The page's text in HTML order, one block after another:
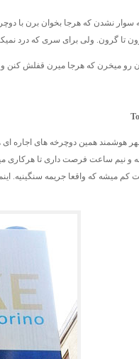
سوار نشدن که هرجا بخوان برن با
که درد نمیکنه که دستمال نمیبندن {۱}. میشه گفت تو هر خونه ای یه
رو میخرن که هرجا میرن قفلش کنن
شهر هوشمند همین دوچرخه های
و نیم ساعت فرصت داری تا